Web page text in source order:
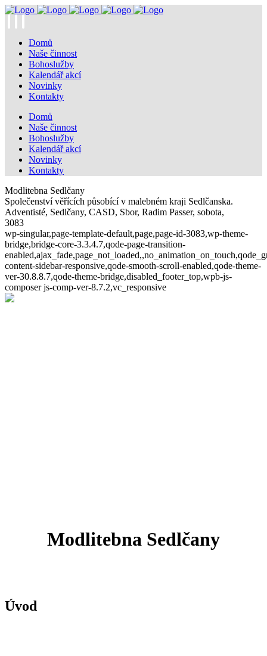
Domů
Naše činnost
Bohoslužby
Kalendář akcí
Novinky
Kontakty
Domů
Naše činnost
Bohoslužby
Kalendář akcí
Novinky
Kontakty
Modlitebna Sedlčany
Společenství věřících působící v malebném kraji Sedlčanska.
Adventisté, Sedlčany, CASD, Sbor, Radim Passer, sobota,
3083
wp-singular,page-template-default,page,page-id-3083,wp-theme-
bridge,bridge-core-3.3.4.7,qode-page-transition-
content-sidebar-responsive,qode-smooth-scroll-enabled,qode-theme-
ver-30.8.8.7,qode-theme-bridge,disabled_footer_top,wpb-js-
composer js-comp-ver-8.7.2,vc_responsive
Modlitebna Sedlčany
Úvod